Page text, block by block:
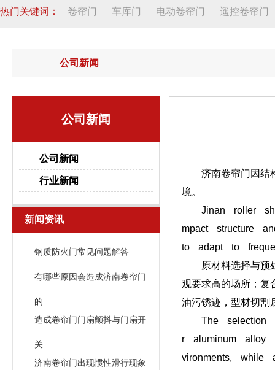
热门关键词： 卷帘门 车库门 电动卷帘门 遥控卷帘门
公司新闻
公司新闻
公司新闻
行业新闻
新闻资讯
钢质防火门常见问题解答
有哪些原因会造成济南卷帘门
的...
造成卷帘门门扇颤抖与门扇开
关...
济南卷帘门出现惯性滑行现象
济南卷帘门因结构
境。
Jinan roller
mpact structure
to adapt to
原材料选择与预处
观要求高的场所；复
油污锈迹，型材切割
The selection
r aluminum alloy
vironments, while